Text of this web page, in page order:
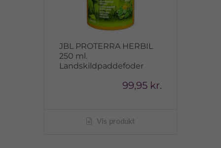
JBL PROTERRA HERBIL
250 ml.
Landskildpaddefoder
99,95 kr.
Vis produkt